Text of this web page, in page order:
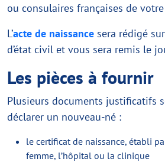
ou consulaires françaises de
L’acte de naissance sera rédigé
d’état civil et vous sera remis le
Les pièces à fournir
Plusieurs documents justificatifs
déclarer un nouveau-né :
le certificat de naissance, établi
femme, l’hôpital ou la clinique